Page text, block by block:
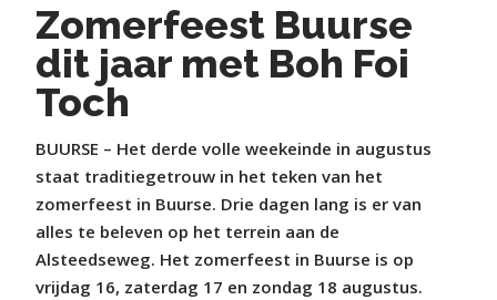
Zomerfeest Buurse
dit jaar met Boh Foi
Toch
BUURSE – Het derde volle weekeinde in augustus
staat traditiegetrouw in het teken van het
zomerfeest in Buurse. Drie dagen lang is er van
alles te beleven op het terrein aan de
Alsteedseweg. Het zomerfeest in Buurse is op
vrijdag 16, zaterdag 17 en zondag 18 augustus.